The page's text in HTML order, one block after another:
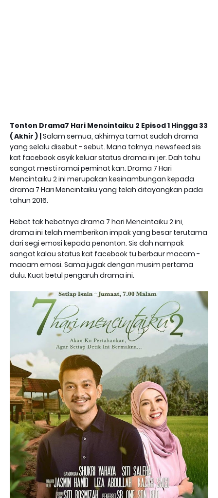
Tonton Drama7 Hari Mencintaiku 2 Episod 1 Hingga 33
( Akhir ) |Salam semua, akhirnya tamat sudah drama
yang selalu disebut - sebut. Mana taknya, newsfeed sis
kat facebook asyik keluar status drama ini jer. Dah tahu
sangat mesti ramai peminat kan. Drama 7 Hari
Mencintaiku 2 ini merupakan kesinambungan kepada
drama 7 Hari Mencintaiku yang telah ditayangkan pada
tahun 2016.
Hebat tak hebatnya drama 7 hari Mencintaiku 2 ini,
drama ini telah memberikan impak yang besar terutama
dari segi emosi kepada penonton. Sis dah nampak
sangat kalau status kat facebook tu berbaur macam -
macam emosi. Sama jugak dengan musim pertama
dulu. Kuat betul pengaruh drama ini.